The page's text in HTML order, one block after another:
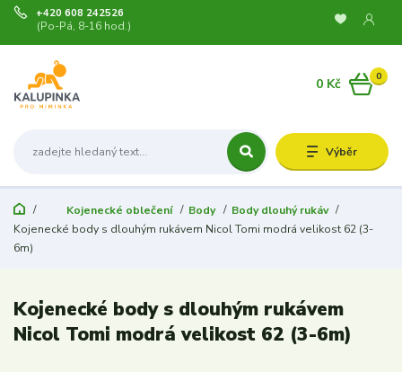
Výběr
+420 608 242526
(Po-Pá, 8-16 hod.)
0
0 Kč
Kojenecké oblečení Body
Body dlouhý rukáv
Kojenecké body s dlouhým rukávem Nicol Tomi modrá velikost 62 (3-
6m)
Kojenecké body s dlouhým rukávem
Nicol Tomi modrá velikost 62 (3-6m)